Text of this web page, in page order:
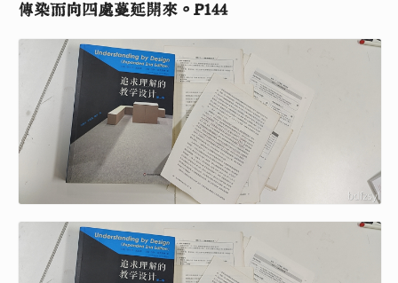
傳染而向四處蔓延開來。P144